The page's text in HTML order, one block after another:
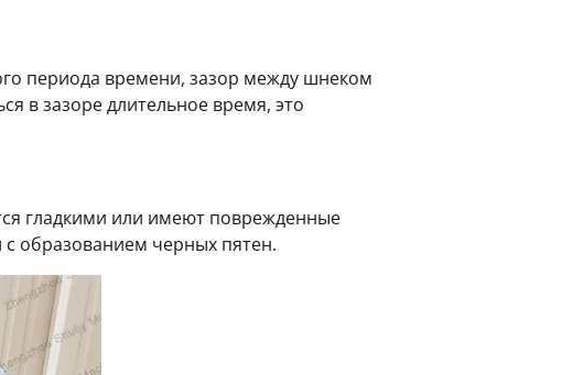
периода времени, зазор между шнеком
в зазоре длительное время, это
гладкими или имеют поврежденные
образованием черных пятен.